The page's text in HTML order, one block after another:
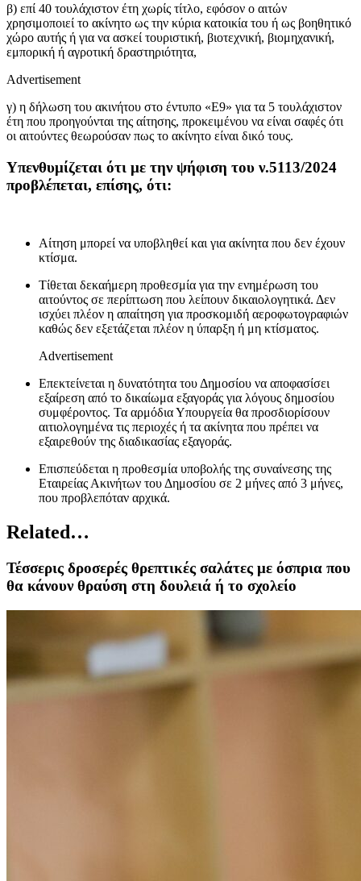
β) επί 40 τουλάχιστον έτη χωρίς τίτλο, εφόσον ο αιτών
χρησιμοποιεί το ακίνητο ως την κύρια κατοικία του ή ως βοηθητικό
χώρο αυτής ή για να ασκεί τουριστική, βιοτεχνική, βιομηχανική,
εμπορική ή αγροτική δραστηριότητα,
Advertisement
γ) η δήλωση του ακινήτου στο έντυπο «Ε9» για τα 5 τουλάχιστον
έτη που προηγούνται της αίτησης, προκειμένου να είναι σαφές ότι
οι αιτούντες θεωρούσαν πως το ακίνητο είναι δικό τους.
Υπενθυμίζεται ότι με την ψήφιση του ν.5113/2024
προβλέπεται, επίσης, ότι:
Αίτηση μπορεί να υποβληθεί και για ακίνητα που δεν έχουν
κτίσμα.
Τίθεται δεκαήμερη προθεσμία για την ενημέρωση του
αιτούντος σε περίπτωση που λείπουν δικαιολογητικά. Δεν
ισχύει πλέον η απαίτηση για προσκομιδή αεροφωτογραφιών
καθώς δεν εξετάζεται πλέον η ύπαρξη ή μη κτίσματος.
Advertisement
Επεκτείνεται η δυνατότητα του Δημοσίου να αποφασίσει
εξαίρεση από το δικαίωμα εξαγοράς για λόγους δημοσίου
συμφέροντος. Τα αρμόδια Υπουργεία θα προσδιορίσουν
αιτιολογημένα τις περιοχές ή τα ακίνητα που πρέπει να
εξαιρεθούν της διαδικασίας εξαγοράς.
Επισπεύδεται η προθεσμία υποβολής της συναίνεσης της
Εταιρείας Ακινήτων του Δημοσίου σε 2 μήνες από 3 μήνες,
που προβλεπόταν αρχικά.
Related…
Τέσσερις δροσερές θρεπτικές σαλάτες με όσπρια που
θα κάνουν θραύση στη δουλειά ή το σχολείο